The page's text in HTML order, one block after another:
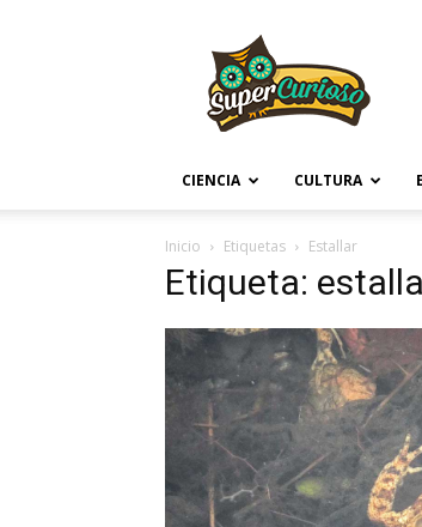
CIENCIA CULTURA
Inicio Etiquetas Estallar
Etiqueta: